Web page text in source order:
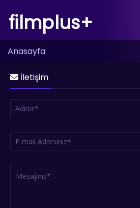
filmplus+
Anasayfa
İletişim